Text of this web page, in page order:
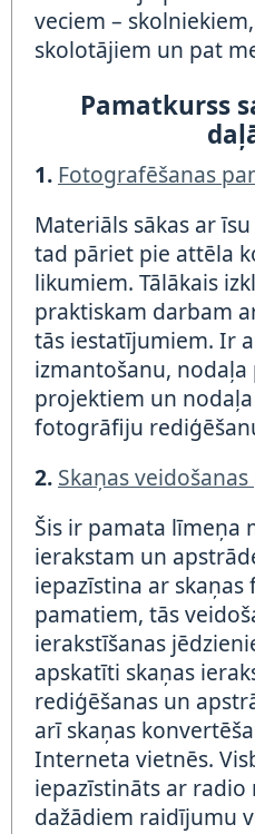
veciem –
skolotājiem un pat
Pamatkurss
1. Fotografēšanas
Materiāls sākas ar
tad pāriet pie attēla
likumiem. Tālākais
praktiskam darbam
tās iestatījumiem. Ir
izmantošanu,
projektiem un
fotogrāfiju
2. Skaņas
Šis ir pamata līmeņa
ierakstam un
iepazīstina ar skaņas
pamatiem, tās
ierakstīšanas
apskatīti skaņas
rediģēšanas un
arī skaņas
Interneta vietnēs.
iepazīstināts ar
dažādiem raidījumu